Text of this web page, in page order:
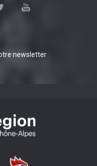
newsletter